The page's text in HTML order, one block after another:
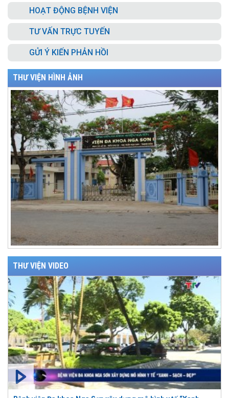
HOẠT ĐỘNG BỆNH VIỆN
TƯ VẤN TRỰC TUYẾN
GỬI Ý KIẾN PHẢN HỒI
THƯ VIỆN HÌNH ẢNH
THƯ VIỆN VIDEO